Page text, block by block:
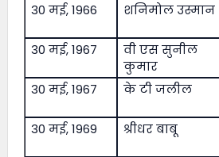
30 मई, 1966
शनिमोल उस्मान
30 मई, 1967
वी एस सुनील
कुमार
30 मई, 1967
के टी जलील
30 मई, 1969
श्रीधर बाबू